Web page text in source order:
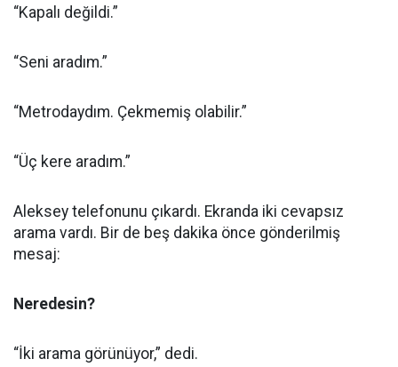
“Kapalı değildi.”
“Seni aradım.”
“Metrodaydım. Çekmemiş olabilir.”
“Üç kere aradım.”
Aleksey telefonunu çıkardı. Ekranda iki cevapsız
arama vardı. Bir de beş dakika önce gönderilmiş
mesaj:
Neredesin?
“İki arama görünüyor,” dedi.